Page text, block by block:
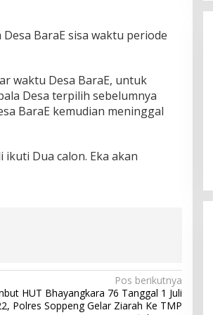
BaraE sisa waktu periode
waktu Desa BaraE, untuk
Desa terpilih sebelumnya
BaraE kemudian meninggal
Dua calon. Eka akan
Pos berikutnya
HUT Bhayangkara 76 Tanggal 1 Juli
Polres Soppeng Gelar Ziarah Ke TMP
Pada Pasangan Sukses
Di Politik Agustus 12, 2024